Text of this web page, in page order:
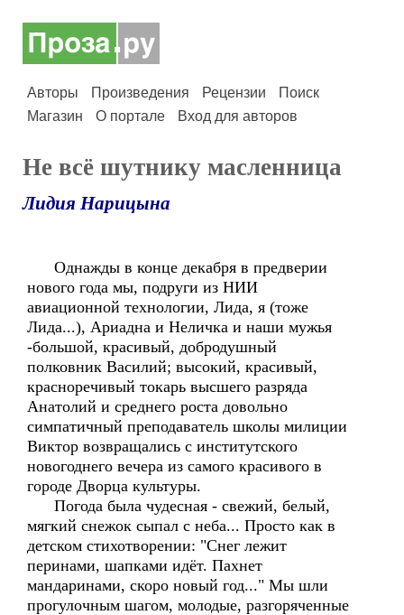
Авторы Произведения Рецензии
Поиск
Магазин
О портале Вход для авторов
Не всё шутнику масленница
Лидия Нарицына
Однажды в конце декабря в предверии
нового года мы, подруги из НИИ
авиационной технологии, Лида, я (тоже
Лида...), Ариадна и Неличка и наши мужья
-большой, красивый, добродушный
полковник Василий; высокий, красивый,
красноречивый токарь высшего разряда
Анатолий и среднего роста довольно
симпатичный преподаватель школы милиции
Виктор возвращались с институтского
новогоднего вечера из самого красивого в
городе Дворца культуры.
Погода была чудесная - свежий, белый,
мягкий снежок сыпал с неба... Просто как в
детском стихотворении: "Снег лежит
перинами, шапками идёт. Пахнет
мандаринами, скоро новый год..." Мы шли
прогулочным шагом, молодые, разгоряченные